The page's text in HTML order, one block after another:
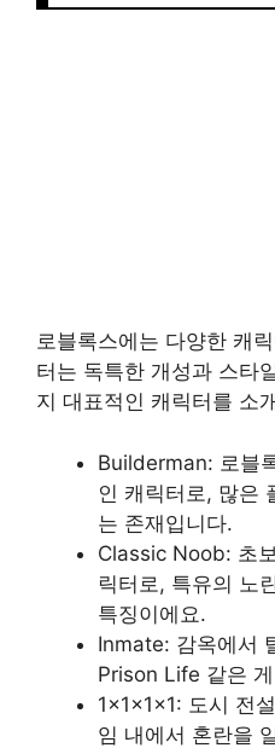
로블록스에는 다양한 캐
터는 독특한 개성과 스타
지 대표적인 캐릭터를 소
Builderman: 로블
인 캐릭터로, 많은
는 존재입니다.
Classic Noob: 초
릭터로, 특유의 노
특징이에요.
Inmate: 감옥에서
Prison Life 같은
1x1x1x1: 도시 전
임 내에서 혼란을